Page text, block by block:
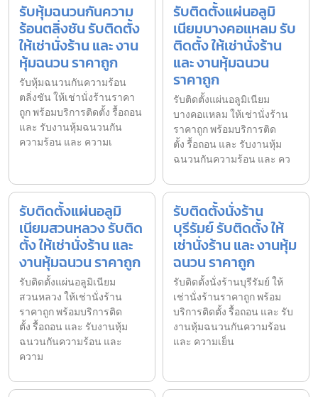
รับหุ้มฉนวนกันความ
ร้อนตลิ่งชัน รับติดตั้ง
ให้เช่านั่งร้าน และ งาน
หุ้มฉนวน ราคาถูก
รับหุ้มฉนวนกันความร้อน
ตลิ่งชัน ให้เช่านั่งร้านราคา
ถูก พร้อมบริการติดตั้ง รื้อถอน
และ รับงานหุ้มฉนวนกัน
ความร้อน และ ความเ
รับติดตั้งแผ่นอลูมิ
เนียมบางคอแหลม รับ
ติดตั้ง ให้เช่านั่งร้าน
และ งานหุ้มฉนวน
ราคาถูก
รับติดตั้งแผ่นอลูมิเนียม
บางคอแหลม ให้เช่านั่งร้าน
ราคาถูก พร้อมบริการติด
ตั้ง รื้อถอน และ รับงานหุ้ม
ฉนวนกันความร้อน และ คว
รับติดตั้งแผ่นอลูมิ
เนียมสวนหลวง รับติด
ตั้ง ให้เช่านั่งร้าน และ
งานหุ้มฉนวน ราคาถูก
รับติดตั้งแผ่นอลูมิเนียม
สวนหลวง ให้เช่านั่งร้าน
ราคาถูก พร้อมบริการติด
ตั้ง รื้อถอน และ รับงานหุ้ม
ฉนวนกันความร้อน และ
ความ
รับติดตั้งนั่งร้าน
บุรีรัมย์ รับติดตั้ง ให้
เช่านั่งร้าน และ งานหุ้ม
ฉนวน ราคาถูก
รับติดตั้งนั่งร้านบุรีรัมย์ ให้
เช่านั่งร้านราคาถูก พร้อม
บริการติดตั้ง รื้อถอน และ รับ
งานหุ้มฉนวนกันความร้อน
และ ความเย็น